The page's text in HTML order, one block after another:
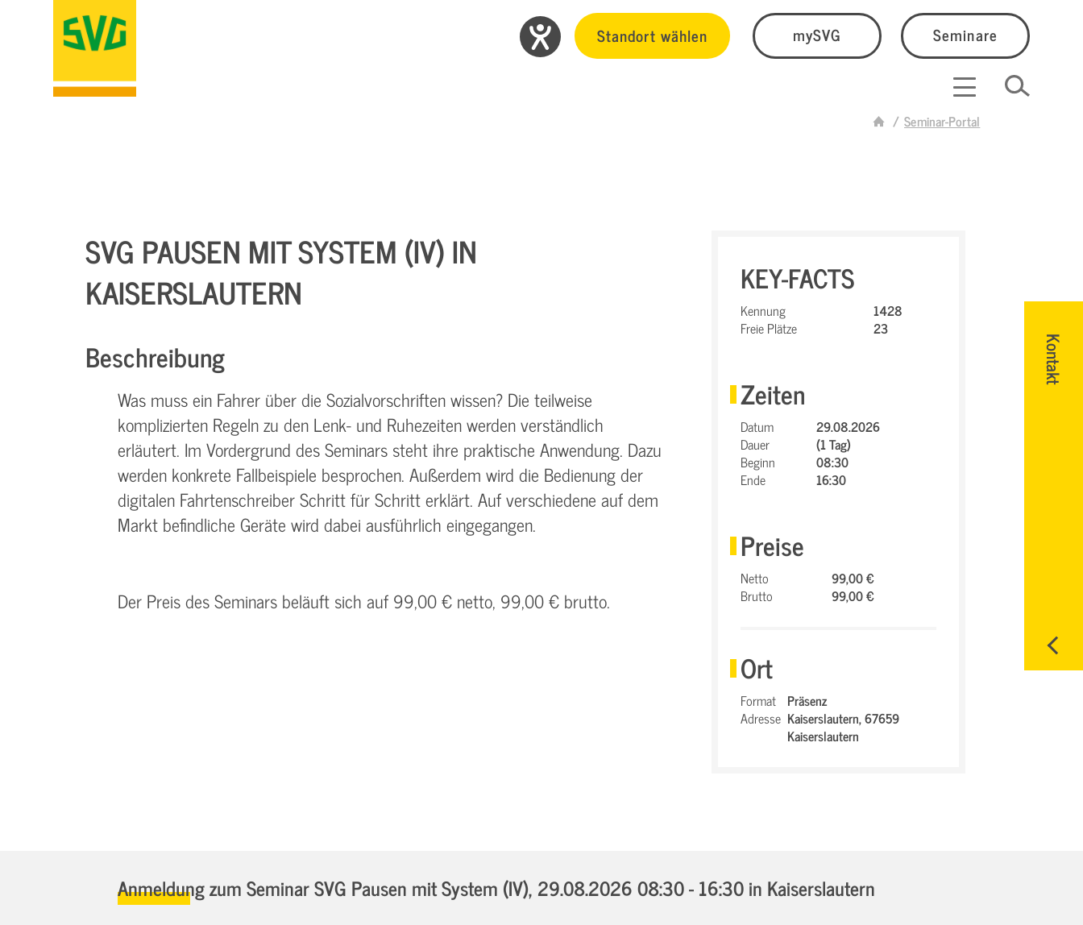
Standort wählen mySVG Seminare
Seminar-Portal
Kontakt
SVG PAUSEN MIT SYSTEM (IV) IN
KAISERSLAUTERN
Beschreibung
Was muss ein Fahrer über die Sozialvorschriften wissen? Die teilweise
komplizierten Regeln zu den Lenk- und Ruhezeiten werden verständlich
erläutert. Im Vordergrund des Seminars steht ihre praktische Anwendung. Dazu
werden konkrete Fallbeispiele besprochen. Außerdem wird die Bedienung der
digitalen Fahrtenschreiber Schritt für Schritt erklärt. Auf verschiedene auf dem
Markt befindliche Geräte wird dabei ausführlich eingegangen.
Der Preis des Seminars beläuft sich auf 99,00 € netto, 99,00 € brutto.
KEY-FACTS
Kennung
1428
Freie Plätze
23
Zeiten
Datum
29.08.2026
Dauer
(1 Tag)
Beginn
08:30
Ende
16:30
Preise
Netto
99,00 €
Brutto
99,00 €
Ort
Format Präsenz
Adresse Kaiserslautern,67659
Kaiserslautern
Anmeldung zum Seminar SVG Pausen mit System (IV), 29.08.2026 08:30 - 16:30in Kaiserslautern